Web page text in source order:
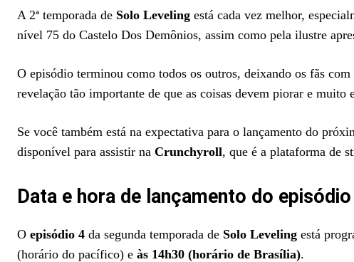
A 2ª temporada de Solo Leveling está cada vez melhor,
nível 75 do Castelo Dos Demônios, assim como pela ilustre
O episódio terminou como todos os outros, deixando os fãs
revelação tão importante de que as coisas devem piorar e muito
Se você também está na expectativa para o lançamento do
disponível para assistir na Crunchyroll, que é a plataforma de
Data e hora de lançamento do
O episódio 4 da segunda temporada de Solo Leveling está
(horário do pacífico) e às 14h30 (horário de Brasília).